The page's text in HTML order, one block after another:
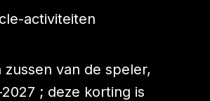
activiteiten
van de speler,
; deze korting is